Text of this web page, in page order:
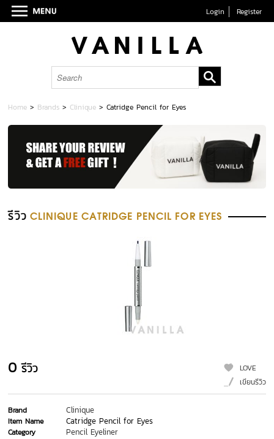
Login Register
Home > Brands > Clinique >Catridge Pencil for Eyes
รีวิว CLINIQUE CATRIDGE PENCIL FOR EYES
0 รีวิว
LOVE
เขียนรีวิว
Brand Clinique
Item Name Catridge Pencil for Eyes
Category Pencil Eyeliner